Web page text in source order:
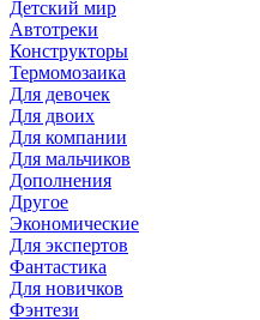
Детский мир
Автотреки
Конструкторы
Термомозаика
Для девочек
Для двоих
Для компании
Для мальчиков
Дополнения
Другое
Экономические
Для экспертов
Фантастика
Для новичков
Фэнтези